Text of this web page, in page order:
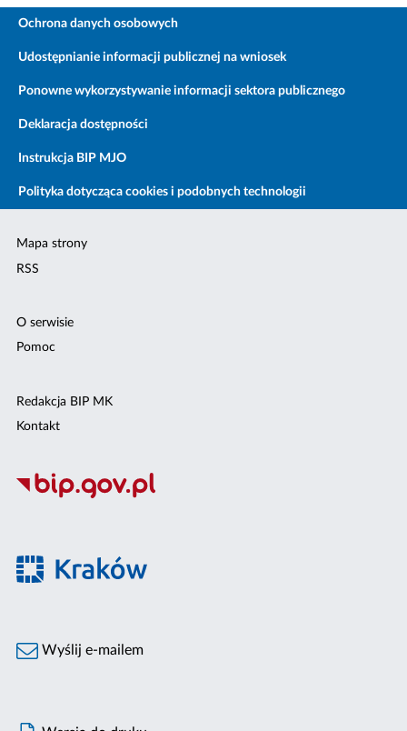
Ochrona danych osobowych
Udostępnianie informacji publicznej na wniosek
Ponowne wykorzystywanie informacji sektora publicznego
Deklaracja dostępności
Instrukcja BIP MJO
Polityka dotycząca cookies i podobnych technologii
Mapa strony
RSS
O serwisie
Pomoc
Redakcja BIP MK
Kontakt
Wyślij e-mailem